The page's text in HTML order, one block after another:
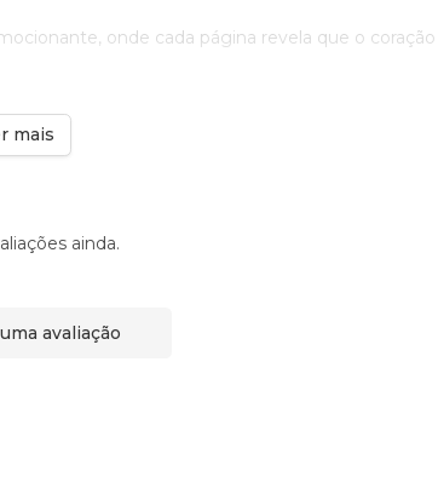
onde cada página revela que o coração
mais
ainda.
avaliação